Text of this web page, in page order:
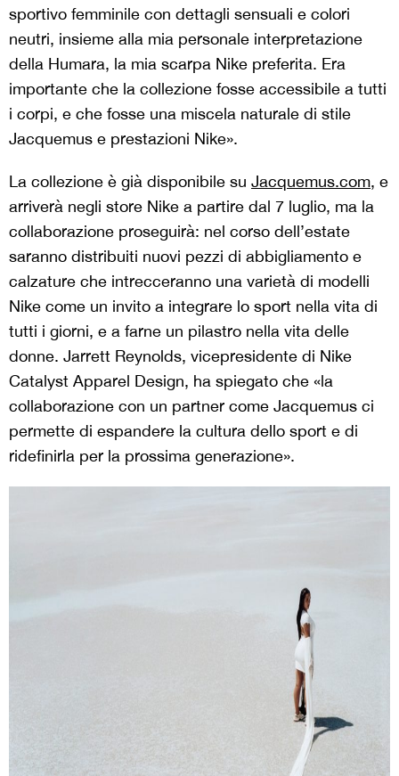
sportivo femminile con dettagli sensuali e colori
neutri, insieme alla mia personale interpretazione
della Humara, la mia scarpa Nike preferita. Era
importante che la collezione fosse accessibile a tutti
i corpi, e che fosse una miscela naturale di stile
Jacquemus e prestazioni Nike».
La collezione è già disponibile su Jacquemus.com, e
arriverà negli store Nike a partire dal 7 luglio, ma la
collaborazione proseguirà: nel corso dell’estate
saranno distribuiti nuovi pezzi di abbigliamento e
calzature che intrecceranno una varietà di modelli
Nike come un invito a integrare lo sport nella vita di
tutti i giorni, e a farne un pilastro nella vita delle
donne. Jarrett Reynolds, vicepresidente di Nike
Catalyst Apparel Design, ha spiegato che «la
collaborazione con un partner come Jacquemus ci
permette di espandere la cultura dello sport e di
ridefinirla per la prossima generazione».